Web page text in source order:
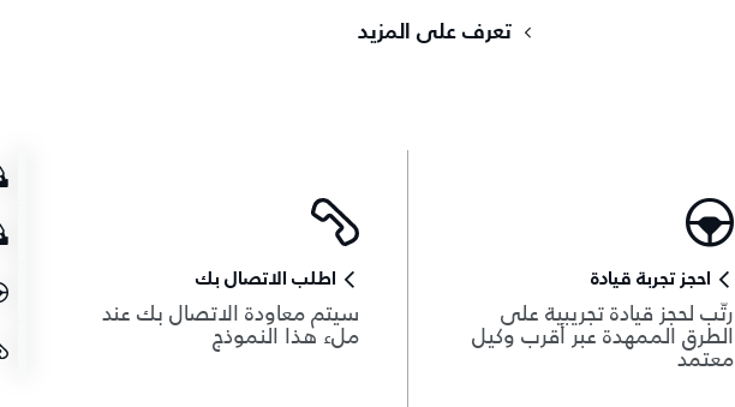
تعرف على المزيد
احجز تجربة قيادة
رتّب لحجز قيادة تجريبية على
الطرق الممهدة عبر أقرب وكيل
معتمد
اطلب الاتصال بك
سيتم معاودة الاتصال بك عند
ملء هذا النموذج